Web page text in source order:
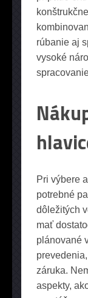
rúbanie aj
vysoké
Pri výbere
potrebné
dôležitých
mať
plánované
záruka.
aspekty,